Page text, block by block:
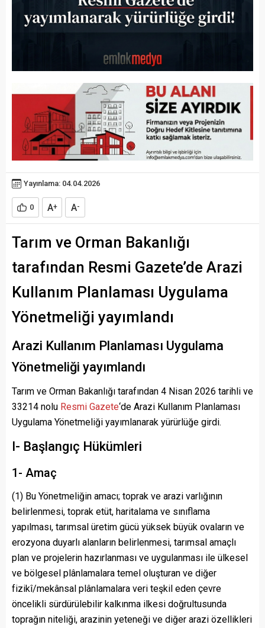
Yayınlama: 04.04.2026
0 A+ A-
Tarım ve Orman Bakanlığı
tarafından Resmi Gazete’de Arazi
Kullanım Planlaması Uygulama
Yönetmeliği yayımlandı
Arazi Kullanım Planlaması Uygulama
Yönetmeliği yayımlandı
Tarım ve Orman Bakanlığı tarafından 4 Nisan 2026 tarihli ve
33214 nolu Resmi Gazete‘de Arazi Kullanım Planlaması
Uygulama Yönetmeliği yayımlanarak yürürlüğe girdi.
I- Başlangıç Hükümleri
1- Amaç
(1) Bu Yönetmeliğin amacı; toprak ve arazi varlığının
belirlenmesi, toprak etüt, haritalama ve sınıflama
yapılması, tarımsal üretim gücü yüksek büyük ovaların ve
erozyona duyarlı alanların belirlenmesi, tarımsal amaçlı
plan ve projelerin hazırlanması ve uygulanması ile ülkesel
ve bölgesel plânlamalara temel oluşturan ve diğer
fizikî/mekânsal plânlamalara veri teşkil eden çevre
öncelikli sürdürülebilir kalkınma ilkesi doğrultusunda
toprağın niteliği, arazinin yeteneği ve diğer arazi özellikleri